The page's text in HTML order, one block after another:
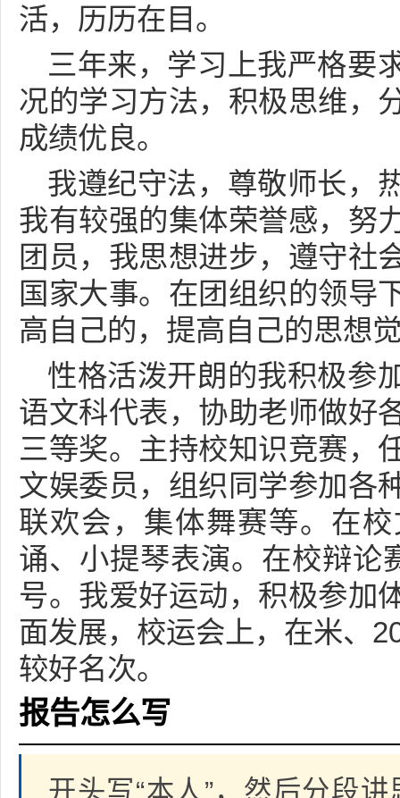
活，历历在目。
三年来，学习上我严格要
况的学习方法，积极思维，
成绩优良。
我遵纪守法，尊敬师长，
我有较强的集体荣誉感，努
团员，我思想进步，遵守社
国家大事。在团组织的领导
高自己的，提高自己的思想
性格活泼开朗的我积极参
语文科代表，协助老师做好
三等奖。主持校知识竞赛，
文娱委员，组织同学参加各
联欢会，集体舞赛等。在
诵、小提琴表演。在校辩论
号。我爱好运动，积极参加
面发展，校运会上，在米、
较好名次。
报告怎么写
开头写“本人”，然后分段